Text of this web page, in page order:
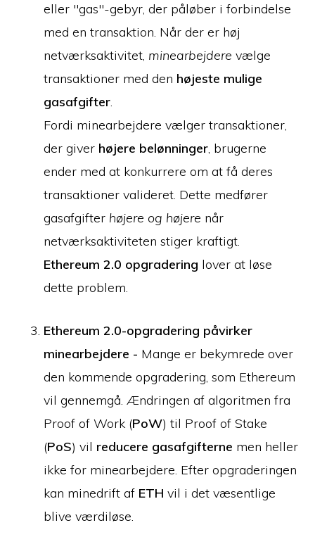
eller "gas"-gebyr, der påløber i forbindelse
med en transaktion. Når der er høj
netværksaktivitet, minearbejdere vælge
transaktioner med den højeste mulige
gasafgifter.
Fordi minearbejdere vælger transaktioner,
der giver højere belønninger, brugerne
ender med at konkurrere om at få deres
transaktioner valideret. Dette medfører
gasafgifter højere og højere når
netværksaktiviteten stiger kraftigt.
Ethereum 2.0 opgradering lover at løse
dette problem.
Ethereum 2.0-opgradering påvirker
minearbejdere - Mange er bekymrede over
den kommende opgradering, som Ethereum
vil gennemgå. Ændringen af algoritmen fra
Proof of Work (PoW) til Proof of Stake
(PoS) vil reducere gasafgifterne men heller
ikke for minearbejdere. Efter opgraderingen
kan minedrift af ETH vil i det væsentlige
blive værdiløse.